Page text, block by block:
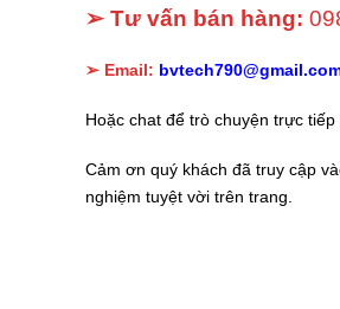
➢ Tư vấn bán hàng:
➢ Email:
Hoặc chat để trò chuyện trực
Cảm ơn quý khách đã truy cập
nghiệm tuyệt vời trên trang.